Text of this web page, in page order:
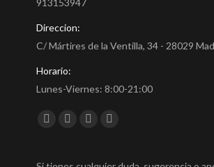
Direccion:
C/ Mártires de la Ventilla, 34 - 28029
Horario:
Lunes-Viernes: 8:00-21:00
Encuéntranos en: